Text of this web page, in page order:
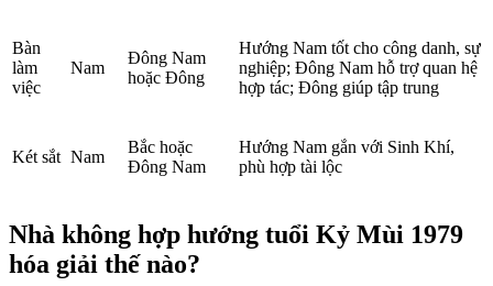
Bàn
làm
việc
Nam
Đông Nam
hoặc Đông
Hướng Nam tốt cho công danh, sự
nghiệp; Đông Nam hỗ trợ quan hệ
hợp tác; Đông giúp tập trung
Két sắt Nam
Bắc hoặc
Đông Nam
Hướng Nam gắn với Sinh Khí,
phù hợp tài lộc
Nhà không hợp hướng tuổi Kỷ Mùi 1979
hóa giải thế nào?